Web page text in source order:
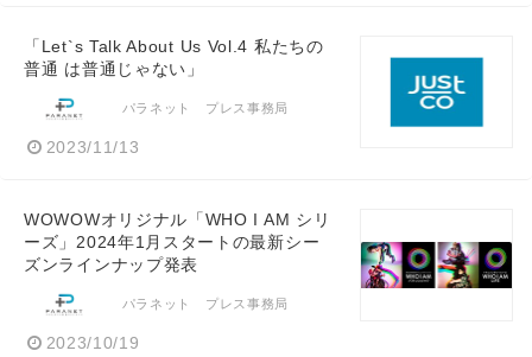
「Let`s Talk About Us Vol.4 私たちの
普通 は普通じゃない」
パラネット プレス事務局
2023/11/13
WOWOWオリジナル「WHO I AM シリ
ーズ」2024年1月スタートの最新シー
ズンラインナップ発表
パラネット プレス事務局
2023/10/19